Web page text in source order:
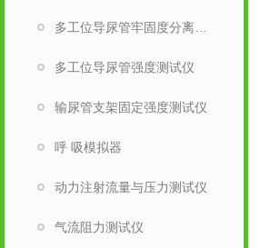
多工位导尿管强度测试仪
输尿管支架固定强度测试仪
呼 吸模拟器
动力注射流量与压力测试仪
气流阻力测试仪